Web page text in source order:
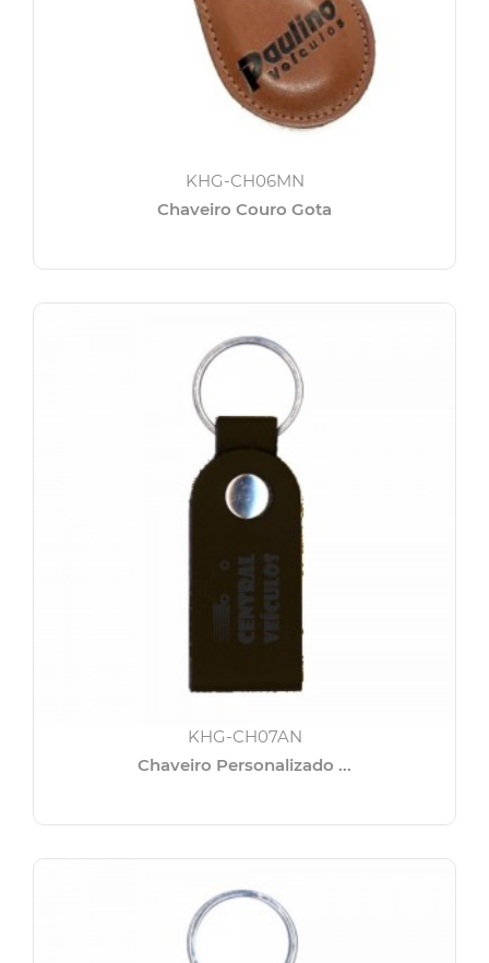
KHG-CH06MN
Chaveiro Couro Gota
KHG-CH07AN
Chaveiro Personalizado ...